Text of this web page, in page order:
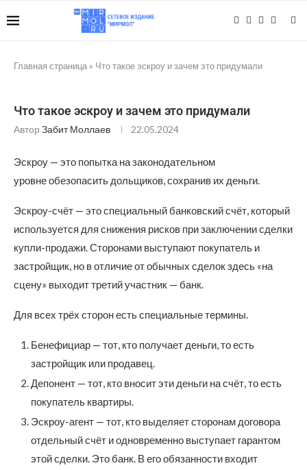
Главная страница » Что такое эскроу и зачем это придумали
Что такое эскроу и зачем это придумали
Автор Забит Моллаев 22.05.2024
Эскроу — это попытка на законодательном
уровне обезопасить дольщиков, сохранив их деньги.
Эскроу-счёт — это специальный банковский счёт, который
используется для снижения рисков при заключении сделки
купли-продажи. Сторонами выступают покупатель и
застройщик, но в отличие от обычных сделок здесь «на
сцену» выходит третий участник — банк.
Для всех трёх сторон есть специальные термины.
Бенефициар — тот, кто получает деньги, то есть
застройщик или продавец.
Депонент — тот, кто вносит эти деньги на счёт, то есть
покупатель квартиры.
Эскроу-агент — тот, кто выделяет сторонам договора
отдельный счёт и одновременно выступает гарантом
этой сделки. Это банк. В его обязанности входит